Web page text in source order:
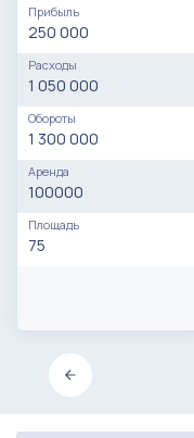
Прибыль
250 000
Расходы
1 050 000
Обороты
1 300 000
Аренда
100000
Площадь
75